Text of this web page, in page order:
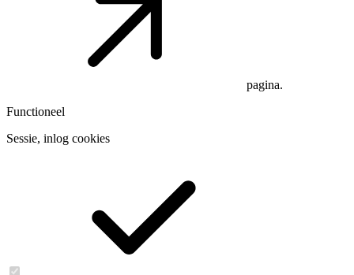
pagina.
Functioneel
Sessie, inlog cookies